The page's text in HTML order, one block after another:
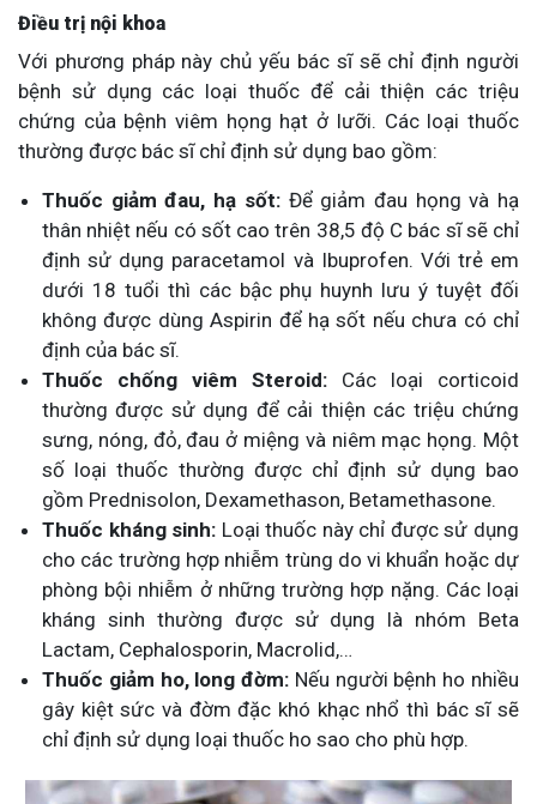
Điều trị nội khoa
Với phương pháp này chủ yếu bác sĩ sẽ chỉ định người
bệnh sử dụng các loại thuốc để cải thiện các triệu
chứng của bệnh viêm họng hạt ở lưỡi. Các loại thuốc
thường được bác sĩ chỉ định sử dụng bao gồm:
Thuốc giảm đau, hạ sốt:Để giảm đau họng và hạ
thân nhiệt nếu có sốt cao trên 38,5 độ C bác sĩ sẽ chỉ
định sử dụng paracetamol và Ibuprofen. Với trẻ em
dưới 18 tuổi thì các bậc phụ huynh lưu ý tuyệt đối
không được dùng Aspirin để hạ sốt nếu chưa có chỉ
định của bác sĩ.
Thuốc chống viêm Steroid: Các loại corticoid
thường được sử dụng để cải thiện các triệu chứng
sưng, nóng, đỏ, đau ở miệng và niêm mạc họng. Một
số loại thuốc thường được chỉ định sử dụng bao
gồm Prednisolon, Dexamethason, Betamethasone.
Thuốc kháng sinh: Loại thuốc này chỉ được sử dụng
cho các trường hợp nhiễm trùng do vi khuẩn hoặc dự
phòng bội nhiễm ở những trường hợp nặng. Các loại
kháng sinh thường được sử dụng là nhóm Beta
Lactam, Cephalosporin, Macrolid,…
Thuốc giảm ho, long đờm: Nếu người bệnh ho nhiều
gây kiệt sức và đờm đặc khó khạc nhổ thì bác sĩ sẽ
chỉ định sử dụng loại thuốc ho sao cho phù hợp.